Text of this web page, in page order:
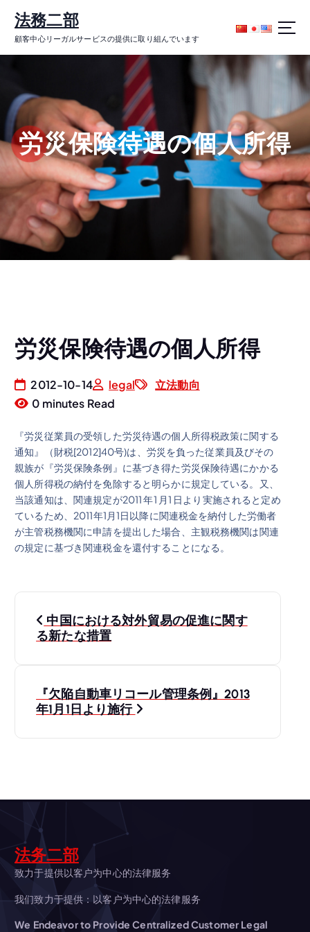
ン
キ
プ
法務二部
顧客中心リーガルサービスの提供に取り組んでいます
労災保険待遇の個人所得
労災保険待遇の個人所得
2012-10-14 legal
立法動向
0 minutes Read
『労災従業員の受領した労災待遇の個人所得税政策に関する
通知』（財税[2012]40号)は、労災を負った従業員及びその
親族が『労災保険条例』に基づき得た労災保険待遇にかかる
個人所得税の納付を免除すると明らかに規定している。又、
当該通知は、関連規定が2011 年1 月1 日より実施されると定め
ているため、2011年1月1日以降に関連税金を納付した労働者
が主管税務機関に申請を提出した場合、主観税務機関は関連
の規定に基づき関連税金を還付することになる。
投
稿
ビ
シ
ョ
ン
中国における対外貿易の促進に関す
る新たな措置
『欠陥自動車リコール管理条例』2013
年1月1日より施行
法务二部
致力于提供以客户为中心的法律服务
我们致力于提供：以客户为中心的法律服务
We Endeavor to Provide Centralized Customer Legal